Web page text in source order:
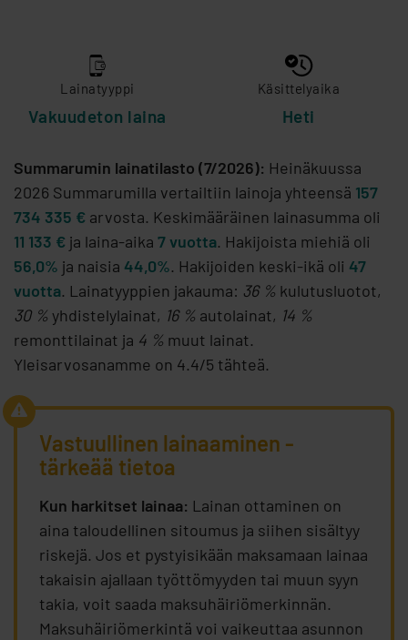
Lainatyyppi
Vakuudeton laina
Käsittelyaika
Heti
Summarumin lainatilasto (7/2026): Heinäkuussa
2026 Summarumilla vertailtiin lainoja yhteensä 157
734 335 € arvosta. Keskimääräinen lainasumma oli
11 133 € ja laina-aika 7 vuotta. Hakijoista miehiä oli
56,0% ja naisia 44,0%. Hakijoiden keski-ikä oli 47
vuotta. Lainatyyppien jakauma: 36 % kulutusluotot,
30 % yhdistelylainat, 16 % autolainat, 14 %
remonttilainat ja 4 % muut lainat.
Yleisarvosanamme on 4.4/5 tähteä.
Vastuullinen lainaaminen -
tärkeää tietoa
Kun harkitset lainaa: Lainan ottaminen on
aina taloudellinen sitoumus ja siihen sisältyy
riskejä. Jos et pystyisikään maksamaan lainaa
takaisin ajallaan työttömyyden tai muun syyn
takia, voit saada maksuhäiriömerkinnän.
Maksuhäiriömerkintä voi vaikeuttaa asunnon